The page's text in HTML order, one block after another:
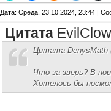
Дата: Среда, 23.10.2024, 23:44 |
Цитата
Цитата DenysMath
Что за зверь? В
Хотелось бы